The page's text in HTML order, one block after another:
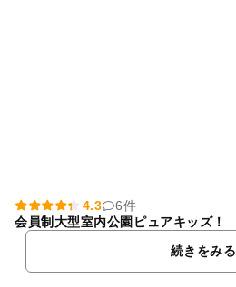
4.3
6件
会員制大型室内公園ピュアキッズ！
続きをみる